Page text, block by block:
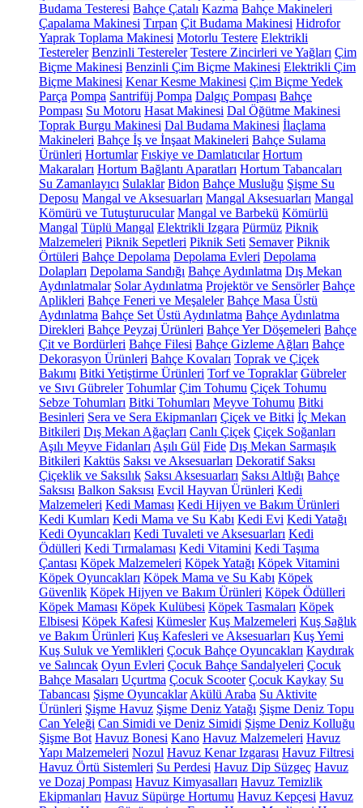
Budama Testeresi Bahçe Çatalı Kazma Bahçe Makineleri
Çapalama Makinesi Tırpan Çit Budama Makinesi Hidrofor
Yaprak Toplama Makinesi Motorlu Testere Elektrikli
Testereler Benzinli Testereler Testere Zincirleri ve Yağları Çim
Biçme Makinesi Benzinli Çim Biçme Makinesi Elektrikli Çim
Biçme Makinesi Kenar Kesme Makinesi Çim Biçme Yedek
Parça Pompa Santrifüj Pompa Dalgıç Pompası Bahçe
Pompası Su Motoru Hasat Makinesi Dal Öğütme Makinesi
Toprak Burgu Makinesi Dal Budama Makinesi İlaçlama
Makineleri Bahçe İş ve İnşaat Makineleri Bahçe Sulama
Ürünleri Hortumlar Fıskiye ve Damlatıcılar Hortum
Makaraları Hortum Bağlantı Aparatları Hortum Tabancaları
Su Zamanlayıcı Sulaklar Bidon Bahçe Musluğu Şişme Su
Deposu Mangal ve Aksesuarları Mangal Aksesuarları Mangal
Kömürü ve Tutuşturucular Mangal ve Barbekü Kömürlü
Mangal Tüplü Mangal Elektrikli Izgara Pürmüz Piknik
Malzemeleri Piknik Sepetleri Piknik Seti Semaver Piknik
Örtüleri Bahçe Depolama Depolama Evleri Depolama
Dolapları Depolama Sandığı Bahçe Aydınlatma Dış Mekan
Aydınlatmalar Solar Aydınlatma Projektör ve Sensörler Bahçe
Aplikleri Bahçe Feneri ve Meşaleler Bahçe Masa Üstü
Aydınlatma Bahçe Set Üstü Aydınlatma Bahçe Aydınlatma
Direkleri Bahçe Peyzaj Ürünleri Bahçe Yer Döşemeleri Bahçe
Çit ve Bordürleri Bahçe Filesi Bahçe Gizleme Ağları Bahçe
Dekorasyon Ürünleri Bahçe Kovaları Toprak ve Çiçek
Bakımı Bitki Yetiştirme Ürünleri Torf ve Topraklar Gübreler
ve Sıvı Gübreler Tohumlar Çim Tohumu Çiçek Tohumu
Sebze Tohumları Bitki Tohumları Meyve Tohumu Bitki
Besinleri Sera ve Sera Ekipmanları Çiçek ve Bitki İç Mekan
Bitkileri Dış Mekan Ağaçları Canlı Çiçek Çiçek Soğanları
Aşılı Meyve Fidanları Aşılı Gül Fide Dış Mekan Sarmaşık
Bitkileri Kaktüs Saksı ve Aksesuarları Dekoratif Saksı
Çiçeklik ve Saksılık Saksı Aksesuarları Saksı Altlığı Bahçe
Saksısı Balkon Saksısı Evcil Hayvan Ürünleri Kedi
Malzemeleri Kedi Maması Kedi Hijyen ve Bakım Ürünleri
Kedi Kumları Kedi Mama ve Su Kabı Kedi Evi Kedi Yatağı
Kedi Oyuncakları Kedi Tuvaleti ve Aksesuarları Kedi
Ödülleri Kedi Tırmalaması Kedi Vitamini Kedi Taşıma
Çantası Köpek Malzemeleri Köpek Yatağı Köpek Vitamini
Köpek Oyuncakları Köpek Mama ve Su Kabı Köpek
Güvenlik Köpek Hijyen ve Bakım Ürünleri Köpek Ödülleri
Köpek Maması Köpek Kulübesi Köpek Tasmaları Köpek
Elbisesi Köpek Kafesi Kümesler Kuş Malzemeleri Kuş Sağlık
ve Bakım Ürünleri Kuş Kafesleri ve Aksesuarları Kuş Yemi
Kuş Suluk ve Yemlikleri Çocuk Bahçe Oyuncakları Kaydırak
ve Salıncak Oyun Evleri Çocuk Bahçe Sandalyeleri Çocuk
Bahçe Masaları Uçurtma Çocuk Scooter Çocuk Kaykay Su
Tabancası Şişme Oyuncaklar Akülü Araba Su Aktivite
Ürünleri Şişme Havuz Şişme Deniz Yatağı Şişme Deniz Topu
Can Yeleği Can Simidi ve Deniz Simidi Şişme Deniz Kolluğu
Şişme Bot Havuz Bonesi Kano Havuz Malzemeleri Havuz
Yapı Malzemeleri Nozul Havuz Kenar Izgarası Havuz Filtresi
Havuz Örtü Sistemleri Su Perdesi Havuz Dip Süzgeç Havuz
ve Dozaj Pompası Havuz Kimyasalları Havuz Temizlik
Ekipmanları Havuz Süpürge Hortumu Havuz Kepçesi Havuz